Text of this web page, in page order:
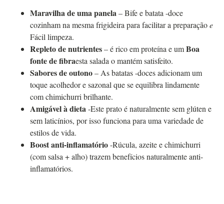
Maravilha de uma panela– Bife e batata -doce
cozinham na mesma frigideira para facilitar a preparaçãoe
Fácil limpeza.
Repleto de nutrientes– é rico em proteína e umBoa
fonte de fibraesta salada o mantém satisfeito.
Sabores de outono– As batatas -doces adicionam um
toque acolhedor e sazonal que se equilibra lindamente
com chimichurri brilhante.
Amigável à dieta-Este prato é naturalmente sem glúten e
sem laticínios, por isso funciona para uma variedade de
estilos de vida.
Boost anti-inflamatório-Rúcula, azeite e chimichurri
(com salsa + alho) trazem benefícios naturalmente anti-
inflamatórios.